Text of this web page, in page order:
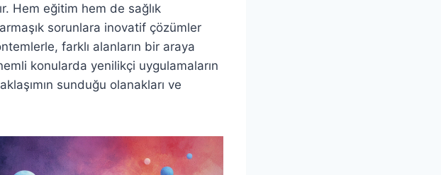
Hem eğitim hem de sağlık
sorunlara inovatif çözümler
farklı alanların bir araya
konularda yenilikçi uygulamaların
sunduğu olanakları ve